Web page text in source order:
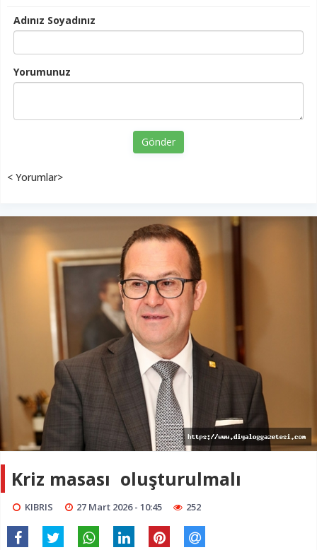
Adınız Soyadınız
Yorumunuz
Gönder
< Yorumlar>
Kriz masası oluşturulmalı
KIBRIS 27 Mart 2026 - 10:45 252